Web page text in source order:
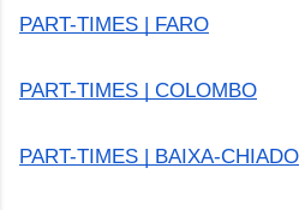
PART-TIMES | FARO
PART-TIMES | COLOMBO
PART-TIMES | BAIXA-CHIADO